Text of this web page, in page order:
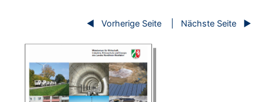
Vorherige Seite Nächste Seite